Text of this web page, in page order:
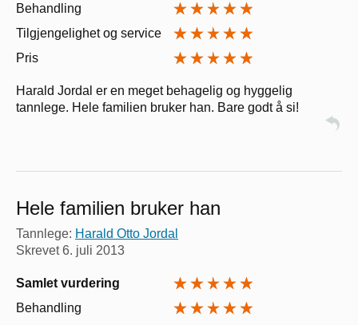
Behandling
Tilgjengelighet og service
Pris
Harald Jordal er en meget behagelig og hyggelig
tannlege. Hele familien bruker han. Bare godt å si!
Hele familien bruker han
Tannlege: Harald Otto Jordal
Skrevet6. juli 2013
Samlet vurdering
Behandling